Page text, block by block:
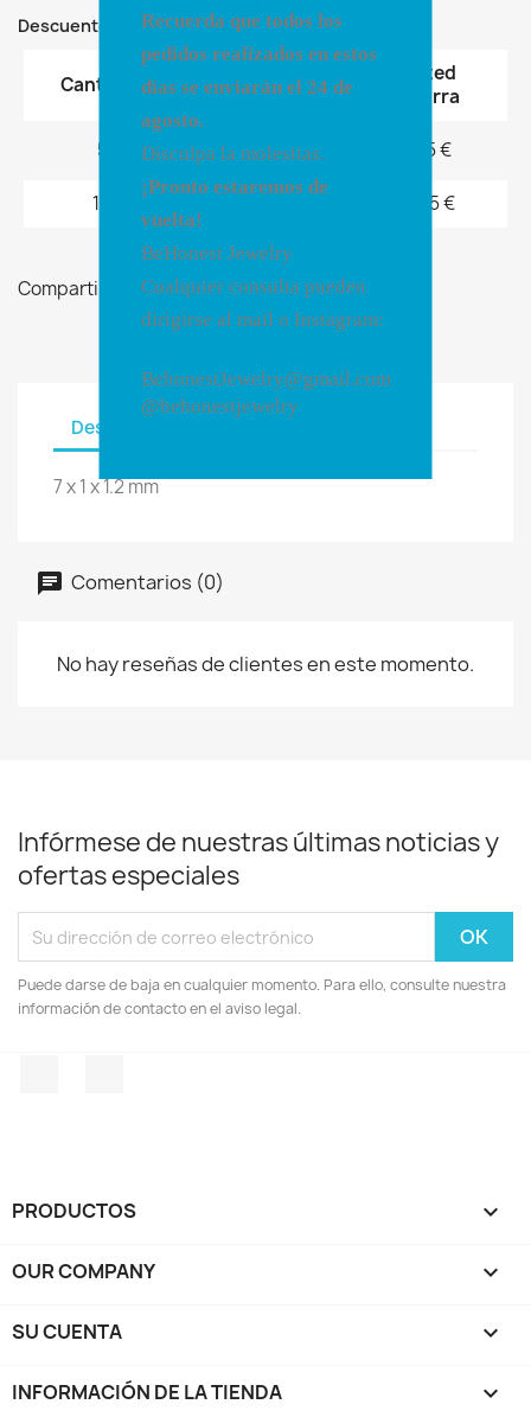
Descuentos por volumen
Cantidad
unitario
Usted
ahorra
5 10% 1,75 €
10 5,25 €
Compartir
Descripción
7 x 1 x 1.2 mm
Comentarios (0)
No hay reseñas de clientes en este momento.
Infórmese de nuestras últimas noticias y
ofertas especiales
Puede darse de baja en cualquier momento. Para ello, consulte nuestra
información de contacto en el aviso legal.
PRODUCTOS 
OUR COMPANY 
SU CUENTA 
INFORMACIÓN DE LA TIENDA keyboard_arrow_down
Recuerda que todos los
pedidos realizados en estos
días se enviarán el 24 de
agosto.
Disculpa la molestias.
¡Pronto estaremos de
vuelta!
BeHonest Jewelry
Cualquier consulta pueden
dirigirse al mail o Instagram:
BehonestJewelry@gmail.com
@behonestjewelry